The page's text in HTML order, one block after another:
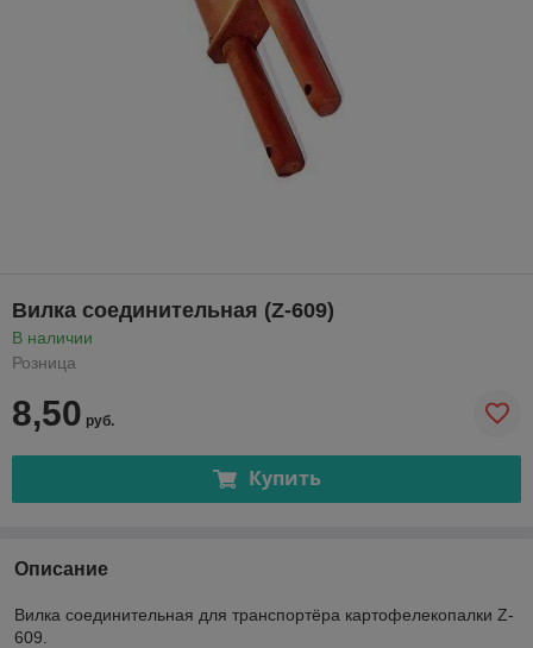
Вилка соединительная (Z-609)
В наличии
Розница
8,50 руб.
Купить
Описание
Вилка соединительная для транспортёра картофелекопалки Z-
609.